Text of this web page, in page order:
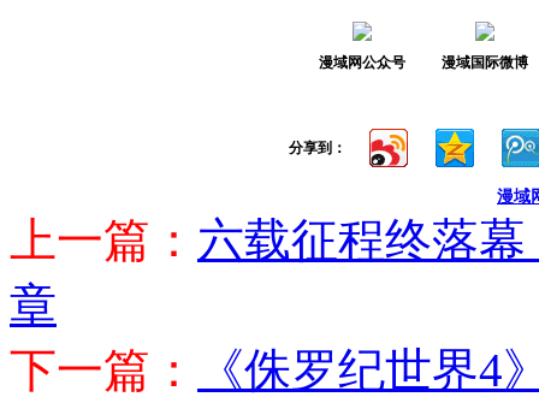
漫域网公众号 漫域国际微博
分享到：
漫域
上一篇： 六载征程终落
章
下一篇：
《侏罗纪世界4